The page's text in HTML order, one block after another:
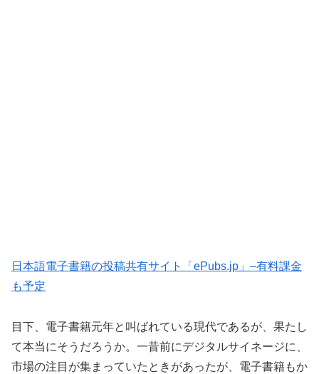
日本語電子書籍の投稿共有サイト「ePubs.jp」–有料課金
も予定
目下、電子書籍元年と叫ばれている現代であるが、果たし
て本当にそうだろうか。一昔前にデジタルサイネージに、
市場の注目が集まっていたときがあったが、電子書籍もか